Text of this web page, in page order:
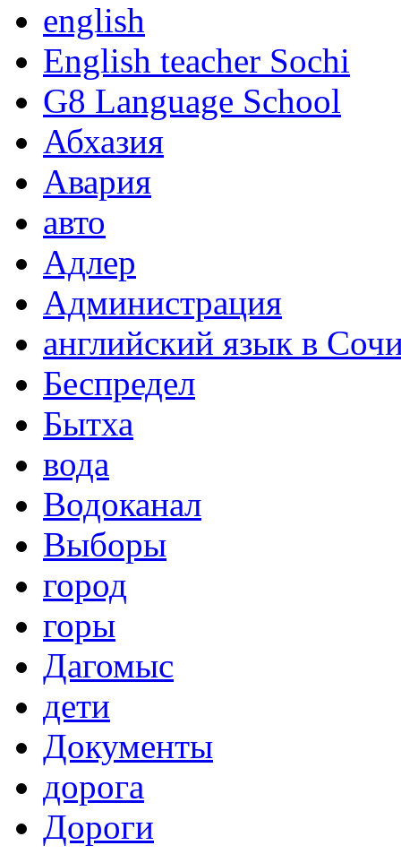
english
English teacher Sochi
G8 Language School
Абхазия
Авария
авто
Адлер
Администрация
английский язык в
Беспредел
Бытха
вода
Водоканал
Выборы
город
горы
Дагомыс
дети
Документы
дорога
Дороги